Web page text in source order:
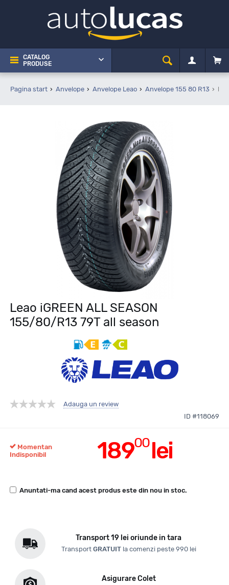
CATALOG
PRODUSE
Pagina start Anvelope Anvelope Leao Anvelope 155 80 R13
Leao iGREEN ALL SEASON
155/80/R13 79T all season
Adauga un review
ID #118069
18900lei
Momentan
Indisponibil
Anuntati-ma cand acest produs este din nou in stoc.
Transport 19 lei oriunde in tara
Transport GRATUITla comenzi peste 990 lei
Asigurare Colet